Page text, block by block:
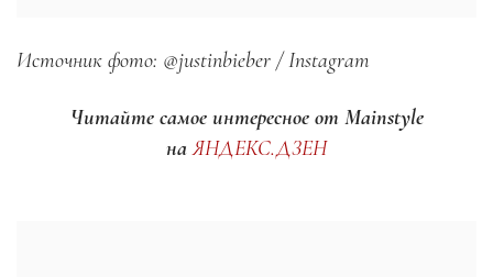
Источник фото: @justinbieber / Instagram
Читайте самое интересное от Mainstyle
наЯНДЕКС.ДЗЕН